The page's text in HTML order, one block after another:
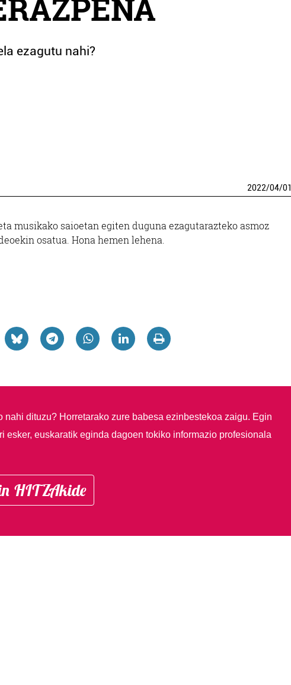
ezagutu nahi?
2022/04/01
musikako saioetan egiten duguna ezagutarazteko asmoz
osatua. Hona hemen lehena.
nahi dituzu? Horretarako zure babesa ezinbestekoa zaigu. Egin
esker, euskaratik eginda dagoen tokiko informazio profesionala
HITZAkide